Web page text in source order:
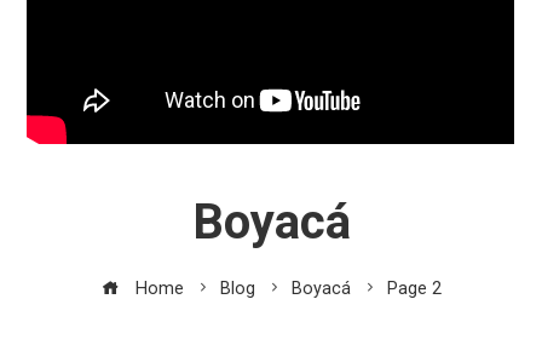
Boyacá
Home Blog Boyacá Page 2